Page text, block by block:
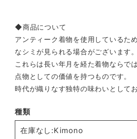
◆商品について
アンティーク着物を使用しているた
なシミが見られる場合がございます。
これらは長い年月を経た着物ならで
点物としての価値を持つものです。
時代が織りなす独特の味わいとして
種類